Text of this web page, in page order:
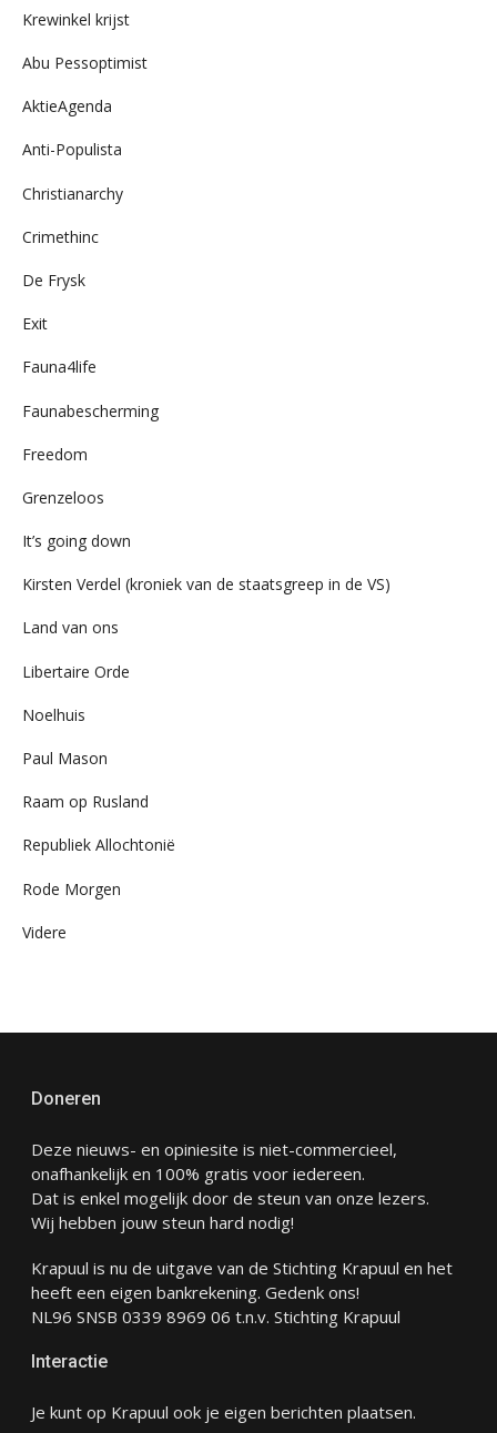
Krewinkel krijst
Abu Pessoptimist
AktieAgenda
Anti-Populista
Christianarchy
Crimethinc
De Frysk
Exit
Fauna4life
Faunabescherming
Freedom
Grenzeloos
It’s going down
Kirsten Verdel (kroniek van de staatsgreep in de VS)
Land van ons
Libertaire Orde
Noelhuis
Paul Mason
Raam op Rusland
Republiek Allochtonië
Rode Morgen
Videre
Doneren
Deze nieuws- en opiniesite is niet-commercieel,
onafhankelijk en 100% gratis voor iedereen.
Dat is enkel mogelijk door de steun van onze lezers.
Wij hebben jouw steun hard nodig!
Krapuul is nu de uitgave van de Stichting Krapuul en het
heeft een eigen bankrekening. Gedenk ons!
NL96 SNSB 0339 8969 06 t.n.v. Stichting Krapuul
Interactie
Je kunt op Krapuul ook je eigen berichten plaatsen.